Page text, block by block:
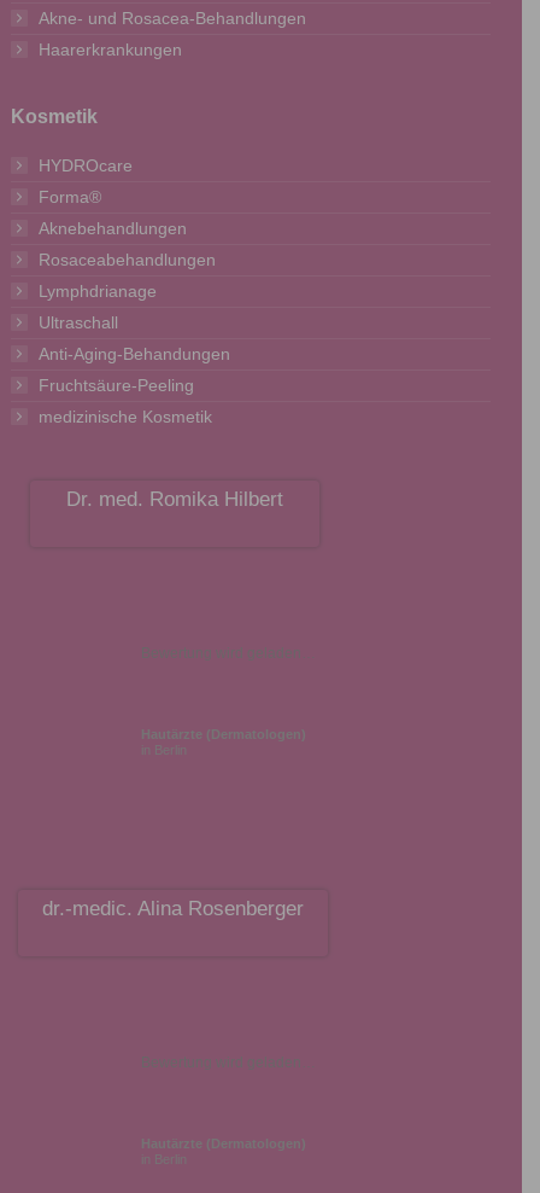
Akne- und Rosacea-Behandlungen
Haarerkrankungen
Kosmetik
HYDROcare
Forma®
Aknebehandlungen
Rosaceabehandlungen
Lymphdrianage
Ultraschall
Anti-Aging-Behandungen
Fruchtsäure-Peeling
medizinische Kosmetik
Dr. med. Romika Hilbert
Bewertung wird geladen…
Hautärzte (Dermatologen)
in Berlin
dr.-medic. Alina Rosenberger
Bewertung wird geladen…
Hautärzte (Dermatologen)
in Berlin